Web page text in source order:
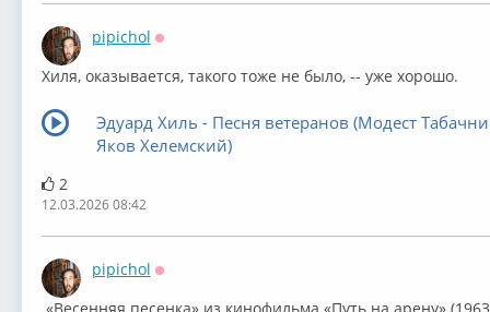
pipichol
Хиля, оказывается, такого тоже не было, -- уже хорошо.
Эдуард Хиль - Песня ветеранов (Модест
Яков Хелемский)
2
12.03.2026 08:42
pipichol